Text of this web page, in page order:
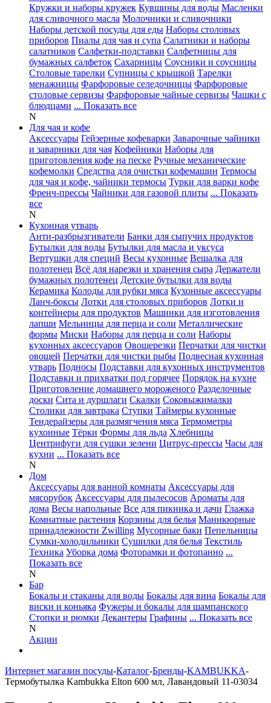
Кружки и наборы кружек Кувшины для воды Масленки
для сливочного масла Молочники и сливочники
Наборы детской посуды для еды Наборы столовых
приборов Пиалы для чая и супа Салатники и наборы
салатников Салфетки-подставки Салфетницы для
бумажных салфеток Сахарницы Соусники и соусницы
Столовые тарелки Супницы с крышкой Тарелки
менажницы Фарфоровые селедочницы Фарфоровые
столовые сервизы Фарфоровые чайные сервизы Чашки с
блюдцами ... Показать все
N
Для чая и кофе
Аксессуары Гейзерные кофеварки Заварочные чайники
и заварники для чая Кофейники Наборы для
приготовления кофе на песке Ручные механические
кофемолки Средства для очистки кофемашин Термосы
для чая и кофе, чайники термосы Турки для варки кофе
Френч-прессы Чайники для газовой плиты ... Показать
все
N
Кухонная утварь
Анти-разбрызгиватели Банки для сыпучих продуктов
Бутылки для воды Бутылки для масла и уксуса
Вертушки для специй Весы кухонные Вешалка для
полотенец Всё для нарезки и хранения сыра Держатели
бумажных полотенец Детские бутылки для воды
Керамика Колоды для рубки мяса Кухонные аксессуары
Ланч-боксы Лотки для столовых приборов Лотки и
контейнеры для продуктов Машинки для изготовления
лапши Мельницы для перца и соли Металлические
формы Миски Наборы для перца и соли Наборы
кухонных аксессуаров Овощерезки Перчатки для чистки
овощей Перчатки для чистки рыбы Подвесная кухонная
утварь Подносы Подставки для кухонных инструментов
Подставки и прихватки под горячее Порядок на кухне
Приготовление домашнего мороженого Разделочные
доски Сита и дуршлаги Скалки Соковыжималки
Столики для завтрака Ступки Таймеры кухонные
Тендерайзеры для размягчения мяса Термометры
кухонные Тёрки Формы для льда Хлебницы
Центрифуги для сушки зелени Цитрус-прессы Часы для
кухни ... Показать все
N
Дом
Аксессуары для ванной комнаты Аксессуары для
мясорубок Аксессуары для пылесосов Ароматы для
дома Весы напольные Все для пикника и дачи Глажка
Комнатные растения Корзины для белья Маникюрные
принадлежности Zwilling Мусорные баки Пепельницы
Сумки-холодильники Сушилки для белья Текстиль
Техника Уборка дома Фоторамки и фотопанно ...
Показать все
N
Бар
Бокалы и стаканы для воды Бокалы для вина Бокалы для
виски и коньяка Фужеры и бокалы для шампанского
Стопки и рюмки Декантеры Графины ... Показать все
N
Акции
Интернет магазин посуды-Каталог-Бренды-KAMBUKKA-
Термобутылка Kambukka Elton 600 мл, Лавандовый 11-03034